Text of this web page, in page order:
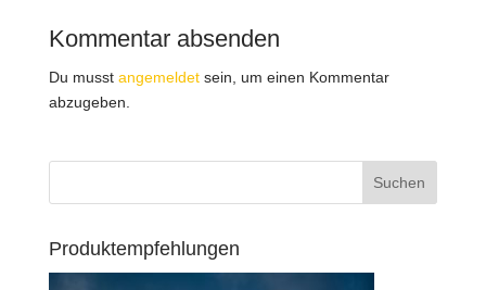
Kommentar absenden
Du musst angemeldetsein, um einen Kommentar
abzugeben.
Produktempfehlungen